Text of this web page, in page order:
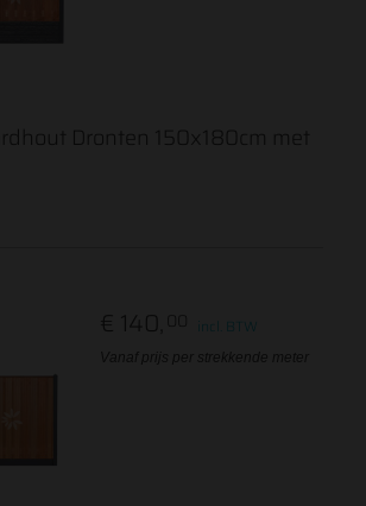
Dronten 150x180cm met
€ 140, incl. BTW
Vanaf prijs per strekkende meter